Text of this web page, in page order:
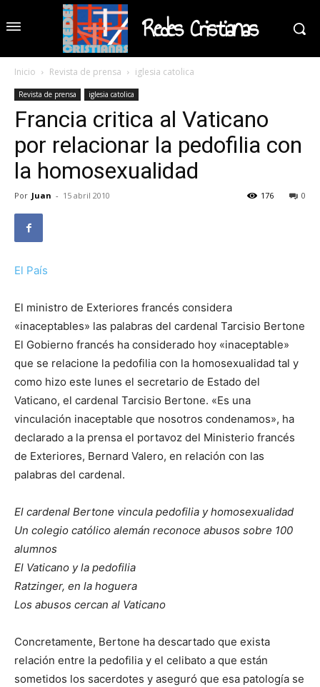
Redes Cristianas
Inicio Revista de prensa iglesia catolica
Revista de prensa iglesia catolica
Francia critica al Vaticano
por relacionar la pedofilia con
la homosexualidad
Por Juan - 15 abril 2010 0
176
El País
El ministro de Exteriores francés considera
«inaceptables» las palabras del cardenal Tarcisio Bertone
El Gobierno francés ha considerado hoy «inaceptable»
que se relacione la pedofilia con la homosexualidad tal y
como hizo este lunes el secretario de Estado del
Vaticano, el cardenal Tarcisio Bertone. «Es una
vinculación inaceptable que nosotros condenamos», ha
declarado a la prensa el portavoz del Ministerio francés
de Exteriores, Bernard Valero, en relación con las
palabras del cardenal.
El cardenal Bertone vincula pedofilia y homosexualidad
Un colegio católico alemán reconoce abusos sobre 100
alumnos
El Vaticano y la pedofilia
Ratzinger, en la hoguera
Los abusos cercan al Vaticano
Concretamente, Bertone ha descartado que exista
relación entre la pedofilia y el celibato a que están
sometidos los sacerdotes y aseguró que esa patología se